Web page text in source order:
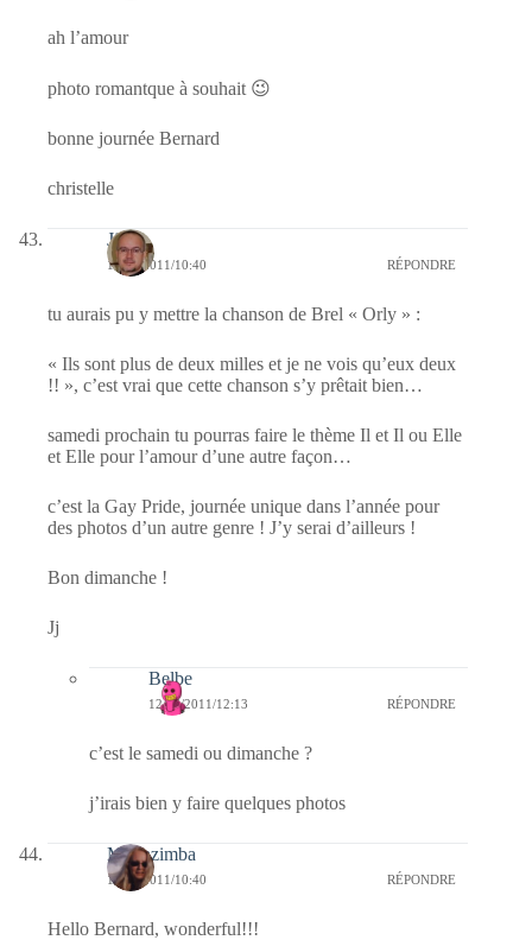
ah l’amour
photo romantque à souhait 😉
bonne journée Bernard
christelle
Jj
12/06/2011/10:40 RÉPONDRE
tu aurais pu y mettre la chanson de Brel « Orly » :
« Ils sont plus de deux milles et je ne vois qu’eux deux
!! », c’est vrai que cette chanson s’y prêtait bien…
samedi prochain tu pourras faire le thème Il et Il ou Elle
et Elle pour l’amour d’une autre façon…
c’est la Gay Pride, journée unique dans l’année pour
des photos d’un autre genre ! J’y serai d’ailleurs !
Bon dimanche !
Jj
Belbe
12/06/2011/12:13 RÉPONDRE
c’est le samedi ou dimanche ?
j’irais bien y faire quelques photos
Monazimba
12/06/2011/10:40 RÉPONDRE
Hello Bernard, wonderful!!!